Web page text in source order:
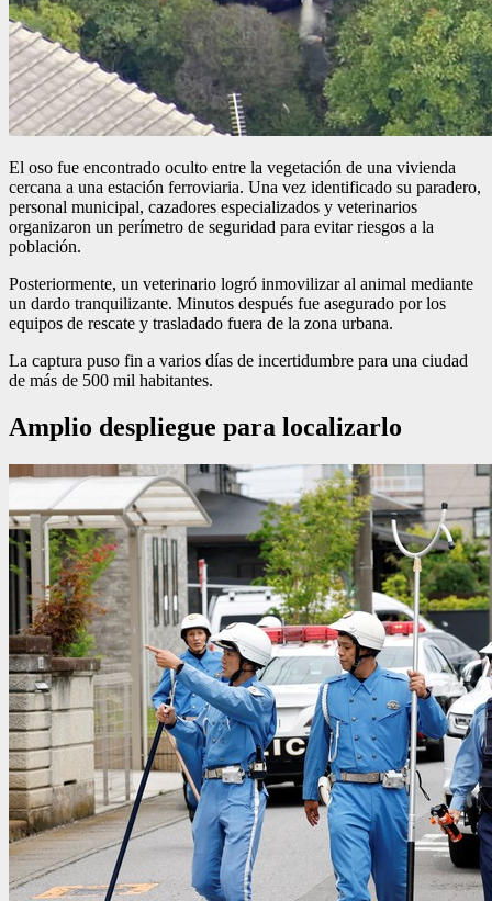
El oso fue encontrado oculto entre la vegetación de una vivienda
cercana a una estación ferroviaria. Una vez identificado su paradero,
personal municipal, cazadores especializados y veterinarios
organizaron un perímetro de seguridad para evitar riesgos a la
población.
Posteriormente, un veterinario logró inmovilizar al animal mediante
un dardo tranquilizante. Minutos después fue asegurado por los
equipos de rescate y trasladado fuera de la zona urbana.
La captura puso fin a varios días de incertidumbre para una ciudad
de más de 500 mil habitantes.
Amplio despliegue para localizarlo